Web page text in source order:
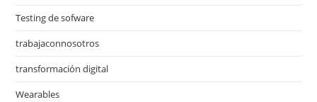
Testing de sofware
trabajaconnosotros
transformación digital
Wearables